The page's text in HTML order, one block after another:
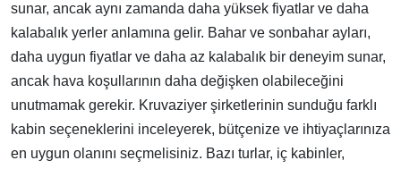
sunar, ancak aynı zamanda daha yüksek fiyatlar ve daha
kalabalık yerler anlamına gelir. Bahar ve sonbahar ayları,
daha uygun fiyatlar ve daha az kalabalık bir deneyim sunar,
ancak hava koşullarının daha değişken olabileceğini
unutmamak gerekir. Kruvaziyer şirketlerinin sunduğu farklı
kabin seçeneklerini inceleyerek, bütçenize ve ihtiyaçlarınıza
en uygun olanını seçmelisiniz. Bazı turlar, iç kabinler,